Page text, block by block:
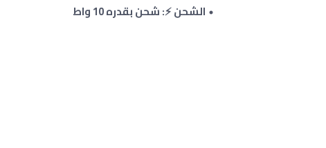
الشحن ⚡: شحن بقدره 10 واط